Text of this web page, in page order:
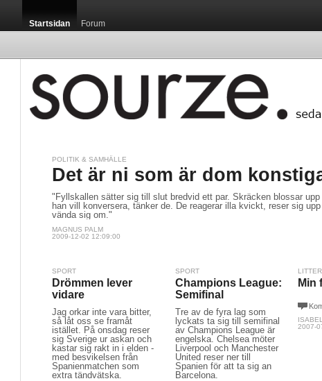
Startsidan Forum
POLITIK & SAMHÄLLE
Det är ni som är dom
"Fyllskallen sätter sig till slut bredvid ett par. Skräcken blossar
han vill konversera, tänker de. De reagerar illa kvickt, reser sig
vända sig om."
MAGNUS PALM
2009-12-02 12:09:00
SPORT
Drömmen lever
vidare
Jag orkar inte vara bitter,
så låt oss se framåt
istället. På onsdag reser
sig Sverige ur askan och
kastar sig rakt in i elden -
med besvikelsen från
Spanienmatchen som
extra tändvätska.
SPORT
Champions League:
Semifinal
Tre av de fyra lag som
lyckats ta sig till semifinal
av Champions League är
engelska. Chelsea möter
Liverpool och Manchester
United reser ner till
Spanien för att ta sig an
Barcelona.
Min
2007-